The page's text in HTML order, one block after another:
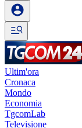
Ultim'ora
Cronaca
Mondo
Economia
TgcomLab
Televisione